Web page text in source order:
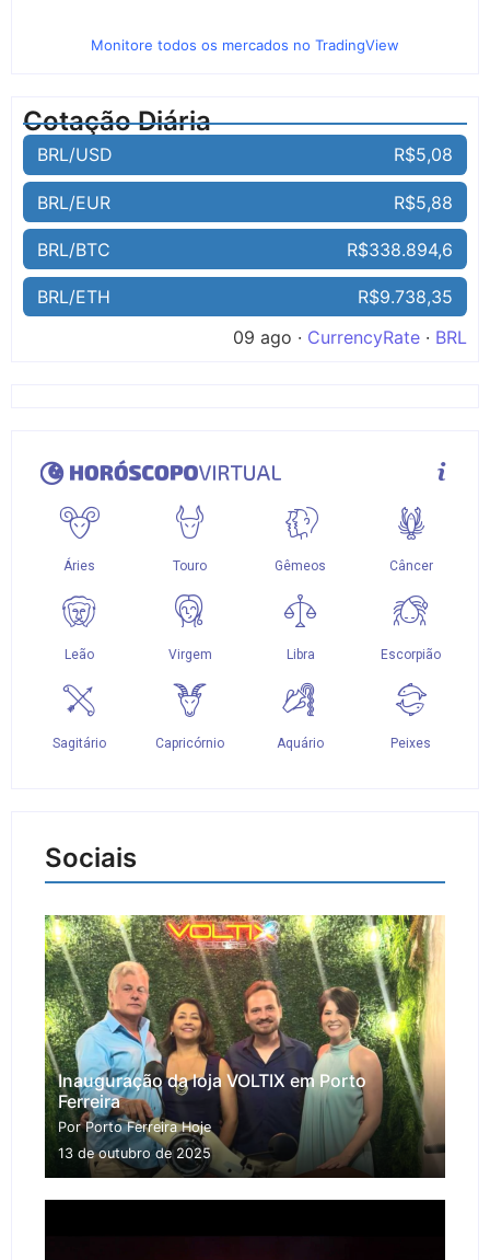
Monitore todos os mercados no TradingView
Cotação Diária
BRL/USD R$5,08
BRL/EUR R$5,88
BRL/BTC R$338.894,6
BRL/ETH
R$9.738,35
09 ago · CurrencyRate · BRL
Sociais
Inauguração da loja VOLTIX em Porto
Ferreira
Por Porto Ferreira Hoje
13 de outubro de 2025